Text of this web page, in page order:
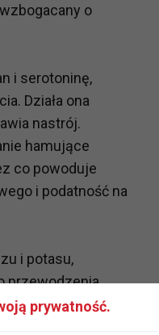
o
i serotoninę,
Działa ona
nastrój.
hamujące
co powoduje
i podatność na
i potasu,
przewodzenia
z grupy B
prywatność.